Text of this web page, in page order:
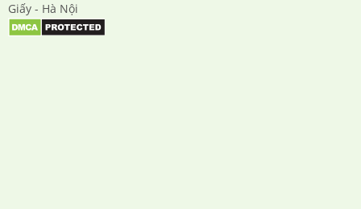
Giấy - Hà Nội